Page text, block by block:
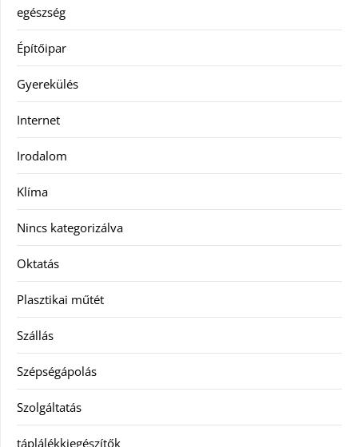
egészség
Építőipar
Gyerekülés
Internet
Irodalom
Klíma
Nincs kategorizálva
Oktatás
Plasztikai műtét
Szállás
Szépségápolás
Szolgáltatás
táplálékkiegészítők